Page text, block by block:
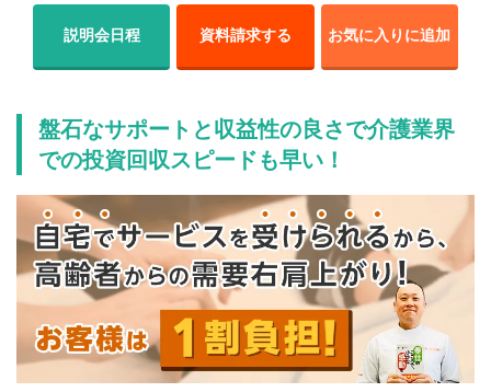
説明会日程 資料請求する お気に入りに追加
盤石なサポートと収益性の良さで介護業界
での投資回収スピードも早い！